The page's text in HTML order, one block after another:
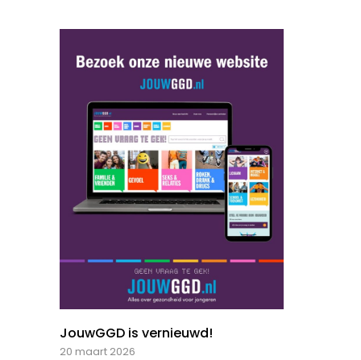
JouwGGD is vernieuwd!
20 maart 2026